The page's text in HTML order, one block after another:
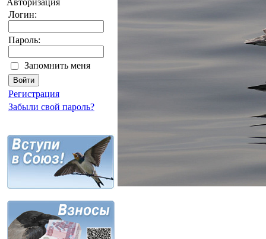
Авторизация
Логин:
Пароль:
Запомнить меня
Регистрация
Забыли свой пароль?